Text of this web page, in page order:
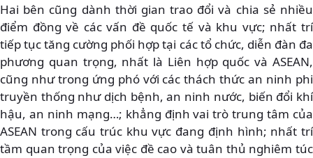
Hai bên cũng dành thời gian trao đổi và chia sẻ nhiều
điểm đồng về các vấn đề quốc tế và khu vực; nhất trí
tiếp tục tăng cường phối hợp tại các tổ chức, diễn đàn đa
phương quan trọng, nhất là Liên hợp quốc và ASEAN,
cũng như trong ứng phó với các thách thức an ninh phi
truyền thống như dịch bệnh, an ninh nước, biến đổi khí
hậu, an ninh mạng…; khẳng định vai trò trung tâm của
ASEAN trong cấu trúc khu vực đang định hình; nhất trí
tầm quan trọng của việc đề cao và tuân thủ nghiêm túc